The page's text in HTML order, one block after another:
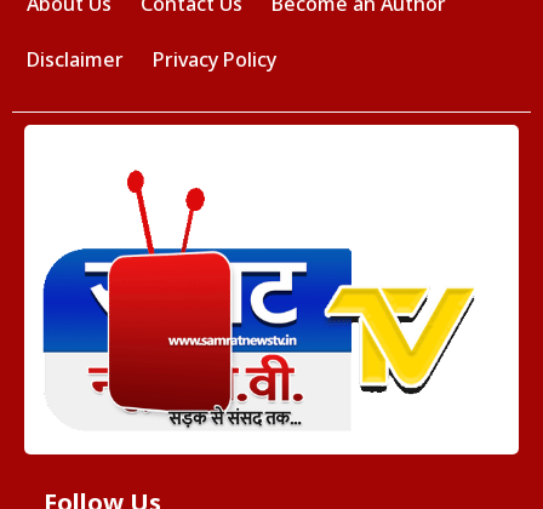
Disclaimer Privacy Policy
Follow Us